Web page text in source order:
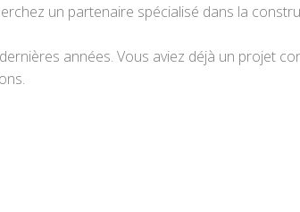
un partenaire spécialisé dans la
années. Vous aviez déjà un projet